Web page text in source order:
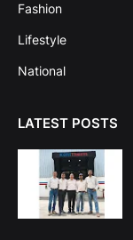
Fashion
Lifestyle
National
LATEST POSTS